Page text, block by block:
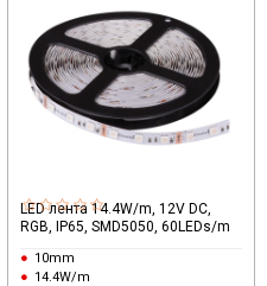
LED лента 14.4W/m, 12V DC,
RGB, IP65, SMD5050, 60LEDs/m
10mm
14.4W/m